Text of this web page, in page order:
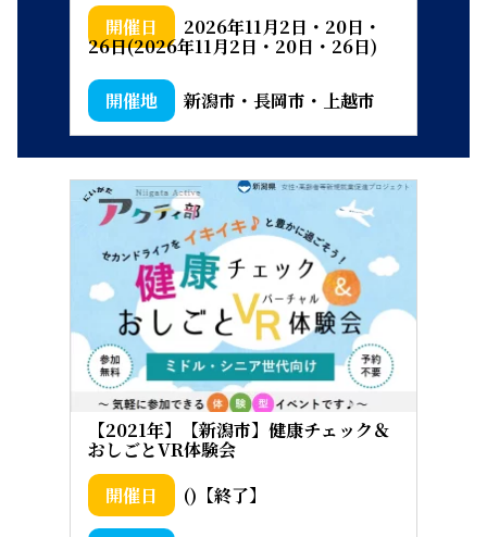
2026年11月2日・20日・
26日(2026年11月2日・20日・26日)
新潟市・長岡市・上越市
【2021年】【新潟市】健康チェック＆
おしごとVR体験会
()【終了】